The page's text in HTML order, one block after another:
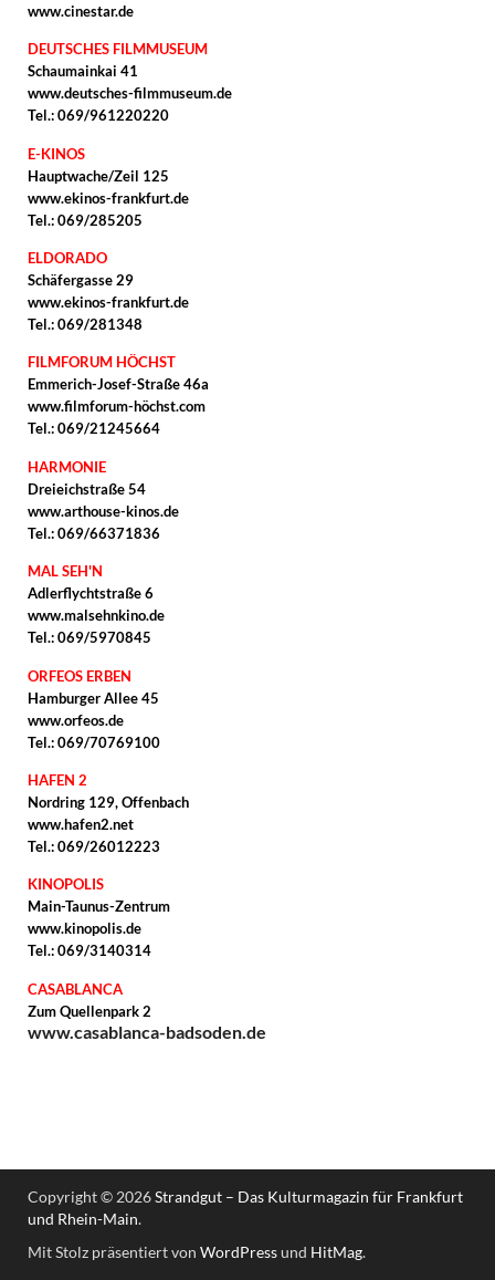
www.cinestar.de
DEUTSCHES FILMMUSEUM
Schaumainkai 41
www.deutsches-filmmuseum.de
Tel.: 069/961220220
E-KINOS
Hauptwache/Zeil 125
www.ekinos-frankfurt.de
Tel.: 069/285205
ELDORADO
Schäfergasse 29
www.ekinos-frankfurt.de
Tel.: 069/281348
FILMFORUM HÖCHST
Emmerich-Josef-Straße 46a
www.filmforum-höchst.com
Tel.: 069/21245664
HARMONIE
Dreieichstraße 54
www.arthouse-kinos.de
Tel.: 069/66371836
MAL SEH'N
Adlerflychtstraße 6
www.malsehnkino.de
Tel.: 069/5970845
ORFEOS ERBEN
Hamburger Allee 45
www.orfeos.de
Tel.: 069/70769100
HAFEN 2
Nordring 129, Offenbach
www.hafen2.net
Tel.: 069/26012223
KINOPOLIS
Main-Taunus-Zentrum
www.kinopolis.de
Tel.: 069/3140314
CASABLANCA
Zum Quellenpark 2
www.casablanca-badsoden.de
Copyright © 2026Strandgut – Das Kulturmagazin für Frankfurt
und Rhein-Main.
Mit Stolz präsentiert von WordPressund HitMag.